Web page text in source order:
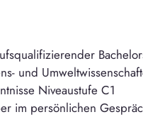
und
Niveaustufe C1
im persönlichen